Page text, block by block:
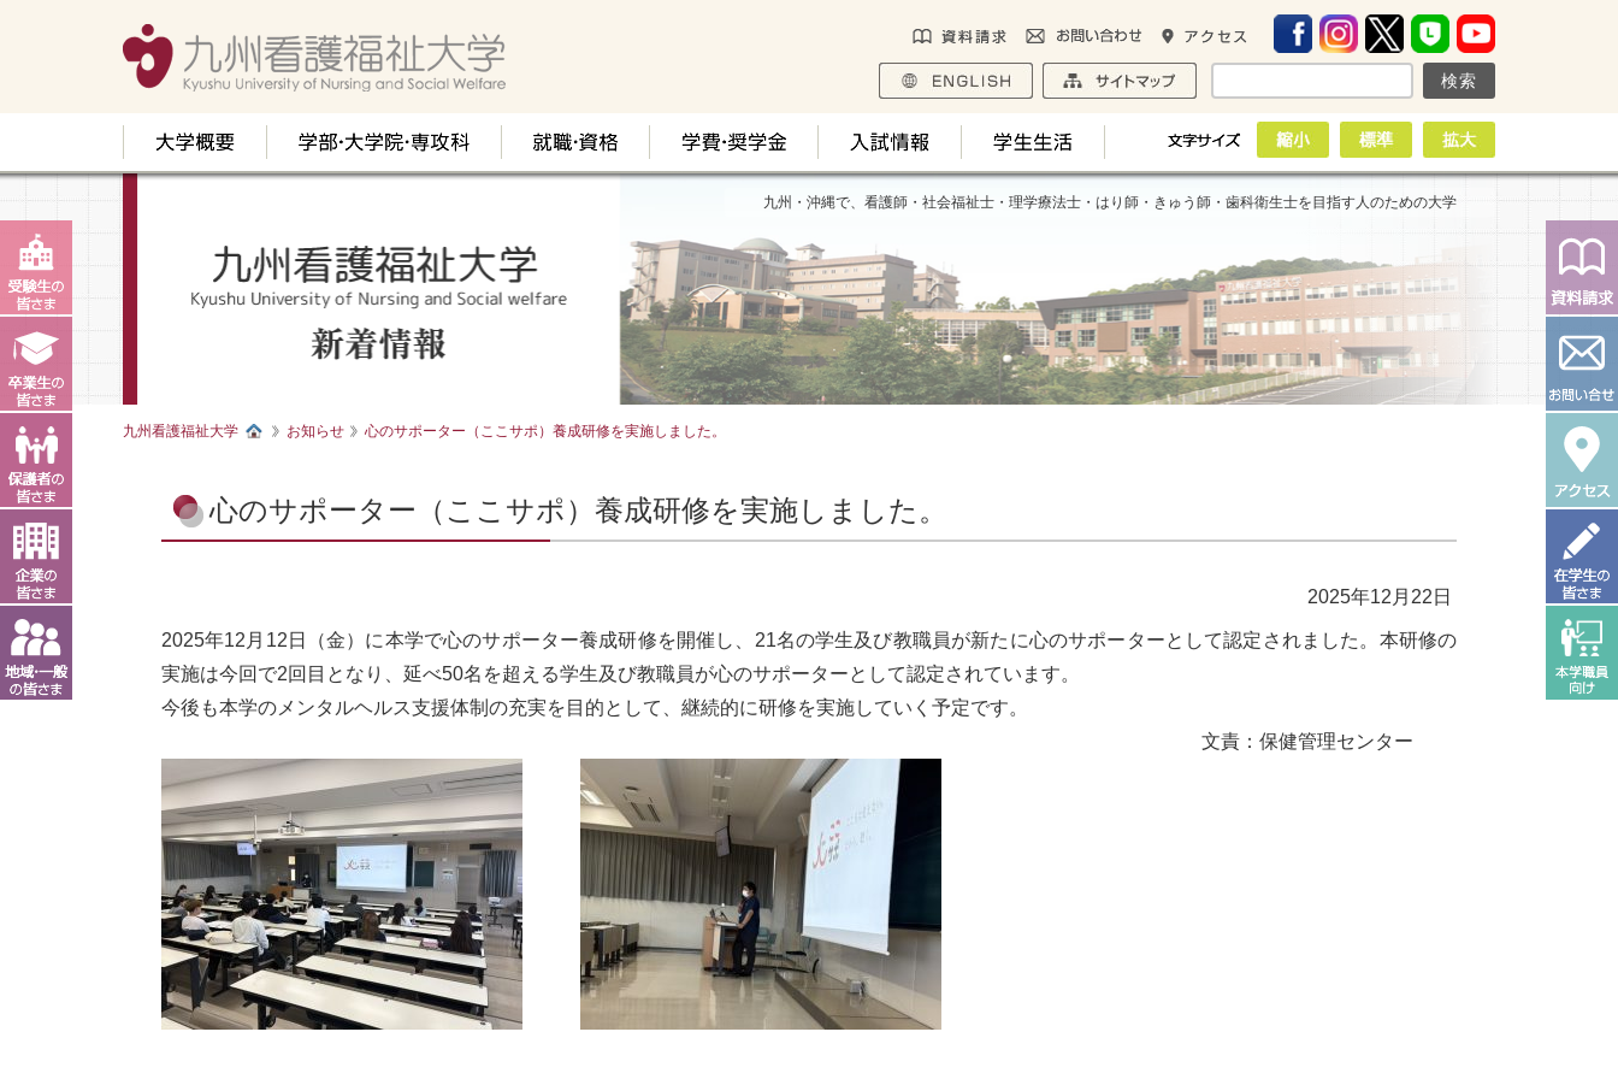
九州・沖縄で、看護師・社会福祉士・理学療法士・はり師・きゅう師・歯科衛生士を目指す人のための大学
九州看護福祉大学 お知らせ 心のサポーター（ここサポ）養成研修を実施しました。
心のサポーター（ここサポ）養成研修を実施しました。
2025年12月22日
2025年12月12日（金）に本学で心のサポーター養成研修を開催し、21名の学生及び教職員が新たに心のサポーターとして認定されました。本研修の
実施は今回で2回目となり、延べ50名を超える学生及び教職員が心のサポーターとして認定されています。
今後も本学のメンタルヘルス支援体制の充実を目的として、継続的に研修を実施していく予定です。
文責：保健管理センター